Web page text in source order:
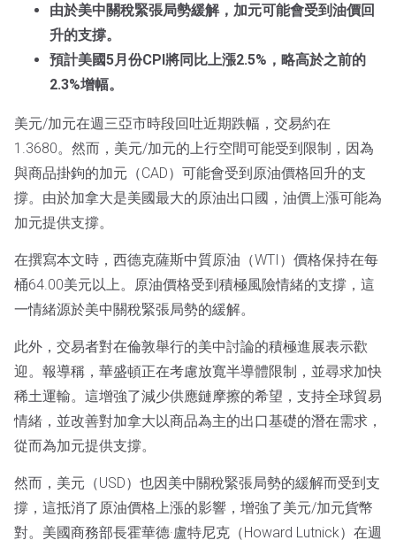
由於美中關稅緊張局勢緩解，加元可能會受到油價回
升的支撐。
預計美國5月份CPI將同比上漲2.5%，略高於之前的
2.3%增幅。
美元/加元在週三亞市時段回吐近期跌幅，交易約在
1.3680。然而，美元/加元的上行空間可能受到限制，因為
與商品掛鉤的加元（CAD）可能會受到原油價格回升的支
撐。由於加拿大是美國最大的原油出口國，油價上漲可能為
加元提供支撐。
在撰寫本文時，西德克薩斯中質原油（WTI）價格保持在每
桶64.00美元以上。原油價格受到積極風險情緒的支撐，這
一情緒源於美中關稅緊張局勢的緩解。
此外，交易者對在倫敦舉行的美中討論的積極進展表示歡
迎。報導稱，華盛頓正在考慮放寬半導體限制，並尋求加快
稀土運輸。這增強了減少供應鏈摩擦的希望，支持全球貿易
情緒，並改善對加拿大以商品為主的出口基礎的潛在需求，
從而為加元提供支撐。
然而，美元（USD）也因美中關稅緊張局勢的緩解而受到支
撐，這抵消了原油價格上漲的影響，增強了美元/加元貨幣
對。美國商務部長霍華德·盧特尼克（Howard Lutnick）在週